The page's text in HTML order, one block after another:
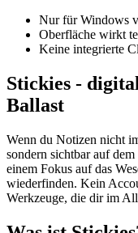
Nur für Windows
Oberfläche wirkt
Keine integrierte
Stickies -
Ballast
Wenn du Notizen nicht
sondern sichtbar auf
einem Fokus auf das
wiederfinden. Kein
Werkzeuge, die dir im